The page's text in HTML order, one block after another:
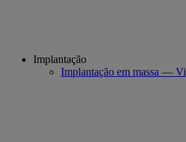
Implantação
Implantação em massa —